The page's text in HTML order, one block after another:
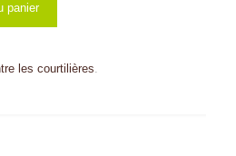
panier
les courtilières.